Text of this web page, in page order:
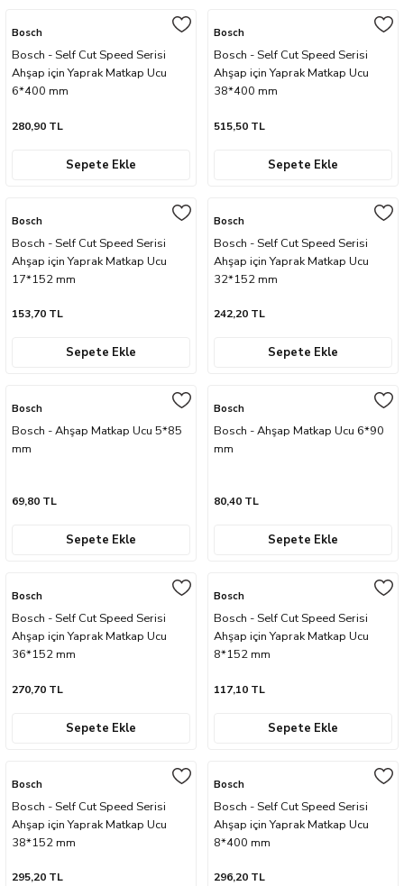
Bosch
Bosch - Self Cut Speed Serisi
Ahşap için Yaprak Matkap Ucu
6*400 mm
280,90 TL
Sepete Ekle
Bosch
Bosch - Self Cut Speed Serisi
Ahşap için Yaprak Matkap Ucu
38*400 mm
515,50 TL
Sepete Ekle
Bosch
Bosch - Self Cut Speed Serisi
Ahşap için Yaprak Matkap Ucu
17*152 mm
153,70 TL
Sepete Ekle
Bosch
Bosch - Self Cut Speed Serisi
Ahşap için Yaprak Matkap Ucu
32*152 mm
242,20 TL
Sepete Ekle
Bosch
Bosch - Ahşap Matkap Ucu 5*85
mm
69,80 TL
Sepete Ekle
Bosch
Bosch - Ahşap Matkap Ucu 6*90
mm
80,40 TL
Sepete Ekle
Bosch
Bosch - Self Cut Speed Serisi
Ahşap için Yaprak Matkap Ucu
36*152 mm
270,70 TL
Sepete Ekle
Bosch
Bosch - Self Cut Speed Serisi
Ahşap için Yaprak Matkap Ucu
8*152 mm
117,10 TL
Sepete Ekle
Bosch
Bosch - Self Cut Speed Serisi
Ahşap için Yaprak Matkap Ucu
38*152 mm
295,20 TL
Bosch
Bosch - Self Cut Speed Serisi
Ahşap için Yaprak Matkap Ucu
8*400 mm
296,20 TL